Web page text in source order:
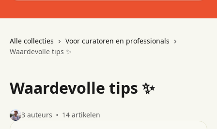
Alle collecties
Voor curatoren en professionals
Waardevolle tips ✨
Waardevolle tips ✨
3 auteurs 14 artikelen